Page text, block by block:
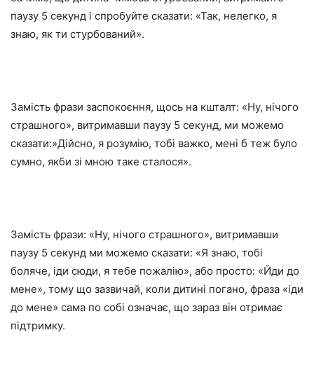
паузу 5 секунд і спробуйте сказати: «Так, нелегко, я
знаю, як ти стурбований».
Замість фрази заспокоєння, щось на кшталт: «Ну, нічого
страшного», витримавши паузу 5 секунд, ми можемо
сказати:»Дійсно, я розумію, тобі важко, мені б теж було
сумно, якби зі мною таке сталося».
Замість фрази: «Ну, нічого страшного», витримавши
паузу 5 секунд ми можемо сказати: «Я знаю, тобі
боляче, іди сюди, я тебе пожалію», або просто: «Йди до
мене», тому що зазвичай, коли дитині погано, фраза «іди
до мене» сама по собі означає, що зараз він отримає
підтримку.